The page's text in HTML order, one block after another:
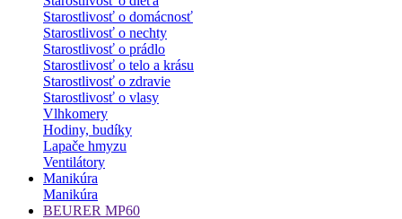
Starostlivosť o domácnosť
Starostlivosť o nechty
Starostlivosť o prádlo
Starostlivosť o telo a krásu
Starostlivosť o zdravie
Starostlivosť o vlasy
Vlhkomery
Hodiny, budíky
Lapače hmyzu
Ventilátory
Manikúra
Manikúra
BEURER MP60